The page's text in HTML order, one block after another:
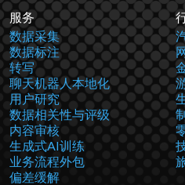
服务
数据采集
数据标注
转写
聊天机器人本地化
用户研究
数据相关性与评级
内容审核
生成式AI训练
业务流程外包
偏差缓解